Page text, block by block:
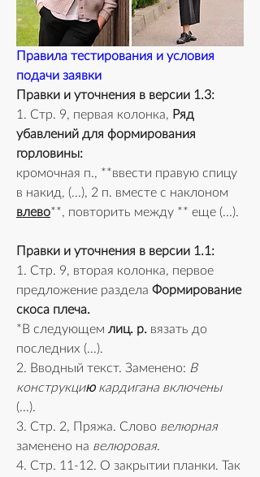
Правила тестирования и условия
подачи заявки
Правки и уточнения в версии 1.3:
1. Стр. 9, первая колонка, Ряд
убавлений для формирования
горловины:
кромочная п., **ввести правую спицу
влево**, повторить между ** еще (...).
Правки и уточнения в версии 1.1:
1. Стр. 9, вторая колонка, первое
предложение раздела Формирование
скоса плеча.
*В следующем лиц. р. вязать до
последних (...).
2. Вводный текст. Заменено: В
конструкцию кардигана включены
(...).
3. Стр. 2, Пряжа. Слово
велюрная
заменено на велюровая.
4. Стр. 11-12. О закрытии планки. Так